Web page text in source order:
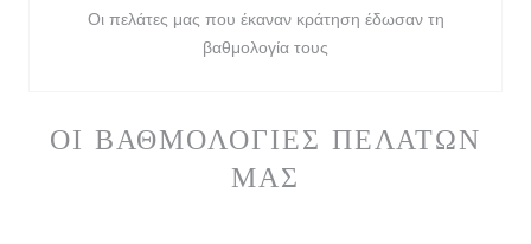
ΟΙ ΒΑΘΜΟΛΟΓΊΕΣ ΠΕΛΑΤΏΝ
ΜΑΣ
Οι πελάτες μας που έκαναν κράτηση έδωσαν τη
βαθμολογία τους